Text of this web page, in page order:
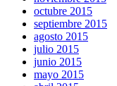
octubre 2015
septiembre 2015
agosto 2015
julio 2015
junio 2015
mayo 2015